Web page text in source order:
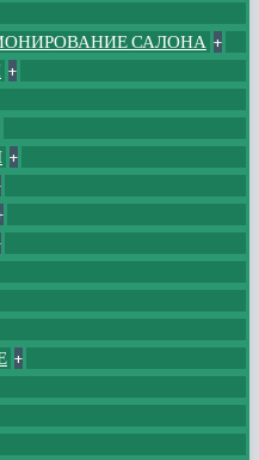
САЛОНА +
+
+
+